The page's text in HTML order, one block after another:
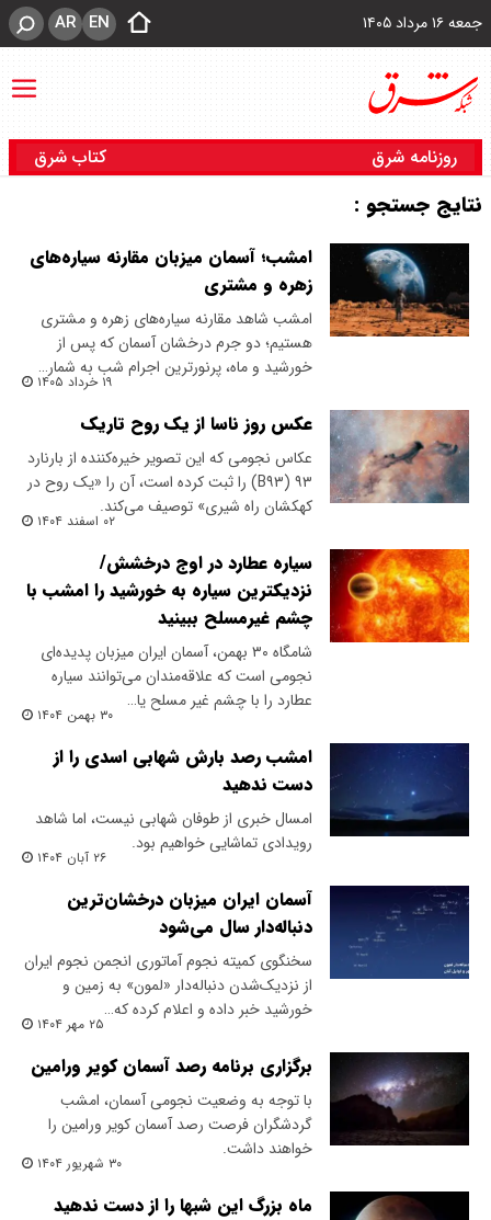
جمعه ۱۶ مرداد ۱۴۰۵ EN
AR
روزنامه شرق کتاب شرق
نتایج جستجو :
امشب؛ آسمان میزبان مقارنه سیاره‌های
زهره و مشتری
امشب شاهد مقارنه سیاره‌های زهره و مشتری
هستیم؛ دو جرم درخشان آسمان که پس از
خورشید و ماه، پرنورترین اجرام شب به شمار…
۱۹ خرداد ۱۴۰۵
عکس روز ناسا از یک روح تاریک
عکاس نجومی که این تصویر خیره‌کننده از بارنارد
۹۳ (B۹۳) را ثبت کرده است، آن را «یک روح در
کهکشان راه شیری» توصیف می‌کند.
۰۲ اسفند ۱۴۰۴
سیاره عطارد در اوج درخشش/
نزدیکترین سیاره به خورشید را امشب با
چشم غیرمسلح ببینید
شامگاه ۳۰ بهمن، آسمان ایران میزبان پدیده‌ای
نجومی است که علاقه‌مندان می‌توانند سیاره
عطارد را با چشم غیر مسلح یا…
۳۰ بهمن ۱۴۰۴
امشب رصد بارش شهابی اسدی را از
دست ندهید
امسال خبری از طوفان شهابی نیست، اما شاهد
رویدادی تماشایی خواهیم بود.
۲۶ آبان ۱۴۰۴
آسمان ایران میزبان درخشان‌ترین
دنباله‌دار سال می‌شود
​سخنگوی کمیته نجوم آماتوری انجمن نجوم ایران
از نزدیک‌شدن دنباله‌دار «لمون» به زمین و
خورشید خبر داده و اعلام کرده که…
۲۵ مهر ۱۴۰۴
برگزاری برنامه رصد آسمان کویر ورامین
با توجه به وضعیت نجومی آسمان، امشب
گردشگران فرصت رصد آسمان کویر ورامین را
خواهند داشت.
۳۰ شهریور ۱۴۰۴
ماه بزرگ این شبها را از دست ندهید